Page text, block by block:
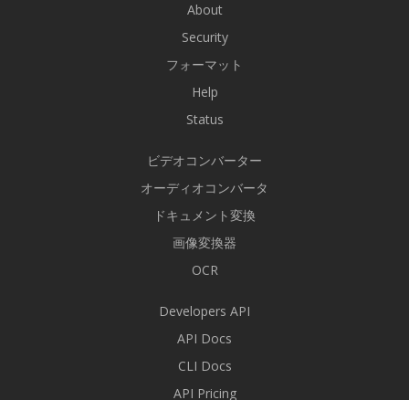
About
Security
フォーマット
Help
Status
ビデオコンバーター
オーディオコンバータ
ドキュメント変換
画像変換器
OCR
Developers API
API Docs
CLI Docs
API Pricing